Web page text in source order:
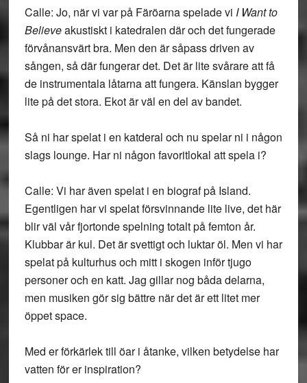
Calle: Jo, när vi var på Färöarna spelade vi I Want to
Believeakustiskt i katedralen där och det fungerade
förvånansvärt bra. Men den är såpass driven av
sången, så där fungerar det. Det är lite svårare att få
de instrumentala låtarna att fungera. Känslan bygger
lite på det stora. Ekot är väl en del av bandet.
Så ni har spelat i en katderal och nu spelar ni i någon
slags lounge. Har ni någon favoritlokal att spela i?
Calle: Vi har även spelat i en biograf på Island.
Egentligen har vi spelat försvinnande lite live, det här
blir väl vår fjortonde spelning totalt på femton år.
Klubbar är kul. Det är svettigt och luktar öl. Men vi har
spelat på kulturhus och mitt i skogen inför tjugo
personer och en katt. Jag gillar nog båda delarna,
men musiken gör sig bättre när det är ett litet mer
öppet space.
Med er förkärlek till öar i åtanke, vilken betydelse har
vatten för er inspiration?